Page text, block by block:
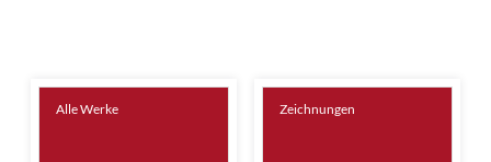
Alle Werke Zeichnungen